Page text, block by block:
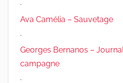
.
Ava Camélia – Sauvetage
.
Georges Bernanos –
campagne
.